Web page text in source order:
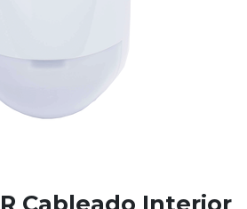
Cableado Interior